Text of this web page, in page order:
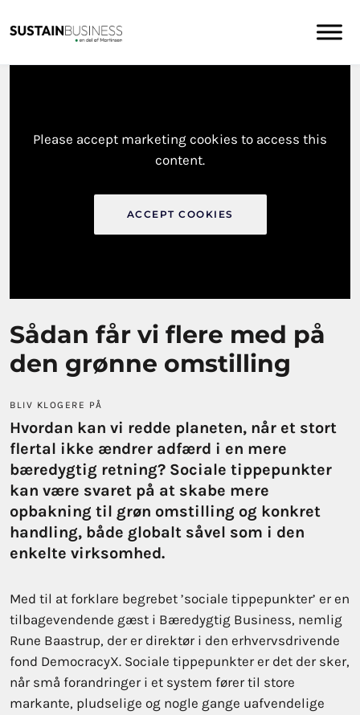
Please accept marketing cookies to access this
content.
ACCEPT COOKIES
Sådan får vi flere med på
den grønne omstilling
BLIV KLOGERE PÅ
Hvordan kan vi redde planeten, når et stort
flertal ikke ændrer adfærd i en mere
bæredygtig retning? Sociale tippepunkter
kan være svaret på at skabe mere
opbakning til grøn omstilling og konkret
handling, både globalt såvel som i den
enkelte virksomhed.
Med til at forklare begrebet ’sociale tippepunkter’ er en
tilbagevendende gæst i Bæredygtig Business, nemlig
Rune Baastrup, der er direktør i den erhvervsdrivende
fond DemocracyX. Sociale tippepunkter er det der sker,
når små forandringer i et system fører til store
markante, pludselige og nogle gange uafvendelige